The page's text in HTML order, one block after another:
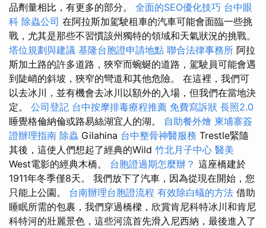
品劑量相比，有更多的部分。 全面的SEO優化技巧 台中眼
科 除蟲公司 在阿拉斯加駕駛租車的汽車可能會面臨一些挑
戰，尤其是那些不習慣該州獨特的領域和天氣狀況的挑戰。
塔位規劃與建議 基隆台胞證申請地點 聯合法律事務所 阿拉
斯加土路的許多道路，狹窄而蜿蜒的道路，駕駛員可能會遇
到陡峭的斜坡，狹窄的彎道和其他危險。 在這裡，我們可
以去冰川，並有機會去冰川以額外的入場，但我們在當地決
定。 公司登記 台中按摩排毒療程推薦 免費寫訴狀 長照2.0
睡覺格倫納倫或路易絲湖宜人的湖。 自助餐外燴 柬埔寨簽
證辦理指南 除蟲 Gilahina 台中整骨神醫服務 Trestle緊隨
其後，這使人們想起了經典的Wild 竹北月子中心 醫美
West電影的經典木橋。 台胞證過期怎麼辦？ 這座橋建於
1911年冬季僅8天。 我們放下了汽車，因為從現在開始，您
只能上公園。 台南辦理台胞證流程 有效除白蟻的方法 借助
睡眠所需的包裹，我們穿過橋樑，欣賞肯尼科特冰川和肯尼
科特河的壯麗景色，這些河流首先滑入尼西納，最後進入了